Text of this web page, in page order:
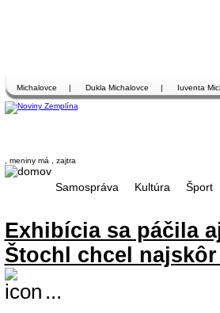
Michalovce | Dukla Michalovce | Iuventa
, meniny má , zajtra
Samospráva Kultúra Šport
Exhibícia sa páčila
Štochl chcel
...